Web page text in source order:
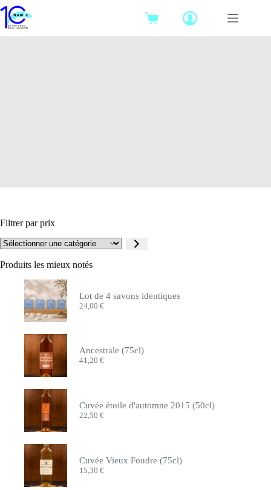
Passer
au
contenu
Panier
Filtrer par prix
Sélectionner
une
catégorie
Produits les mieux notés
Lot de 4 savons identiques
24,00 €
Ancestrale (75cl)
41,20 €
Cuvée étoile d'automne 2015 (50cl)
22,50 €
Cuvée Vieux Foudre (75cl)
15,30 €